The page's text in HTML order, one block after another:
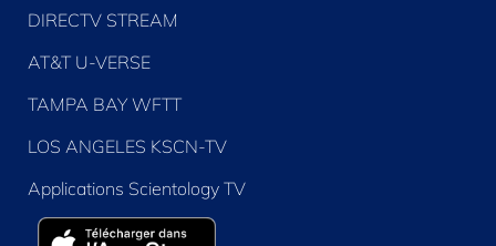
DIRECTV STREAM
AT&T U-VERSE
TAMPA BAY WFTT
LOS ANGELES KSCN-TV
Applications Scientology TV